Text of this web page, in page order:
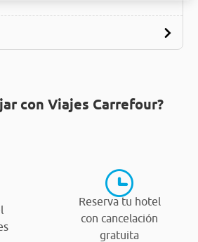
con Viajes Carrefour?
Reserva tu hotel
con cancelación
gratuita